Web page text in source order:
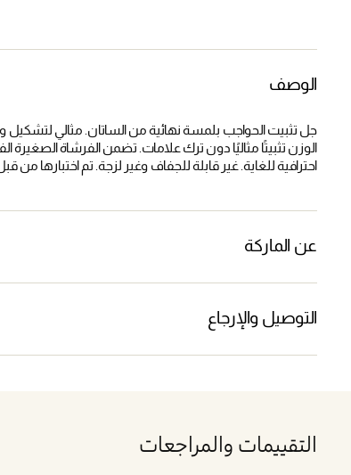
الوصف
جل تثبيت الحواجب بلمسة نهائية من الساتان. مثالي
الوزن تثبيتًا مثاليًا دون ترك علامات. تضمن الفرشاة
احترافية للغاية. غير قابلة للجفاف وغير لزجة. تم اختبارها من
عن الماركة
التوصيل والإرجاع
التقييمات والمراجعات